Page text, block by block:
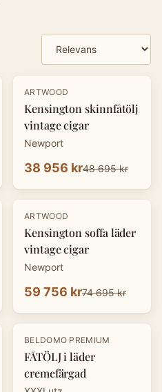
-20%
ARTWOOD
Kensington skinnfåtölj
vintage cigar
Newport
38 956 kr48 695 kr
-20%
ARTWOOD
Kensington soffa läder
vintage cigar
Newport
59 756 kr74 695 kr
-25 %
BELDOMO PREMIUM
FÅTÖLJ i läder
cremefärgad